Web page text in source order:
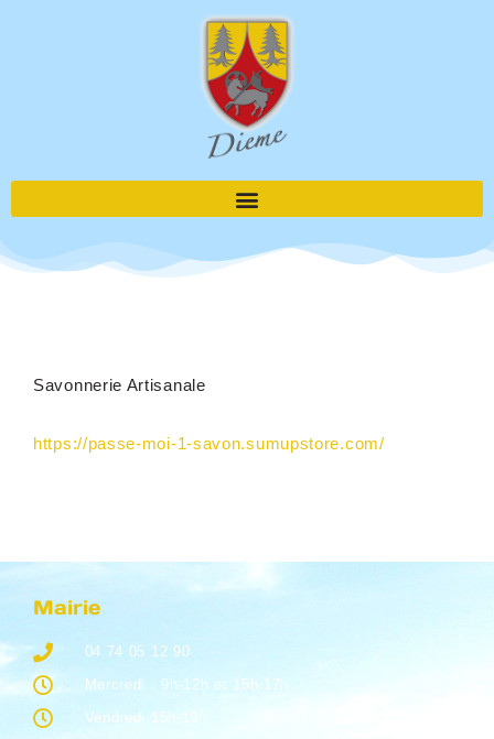
Savonnerie Artisanale
https://passe-moi-1-savon.sumupstore.com/
Mairie
04 74 05 12 90
Mercredi : 9h-12h et 15h-17h
Vendredi 15h-19h